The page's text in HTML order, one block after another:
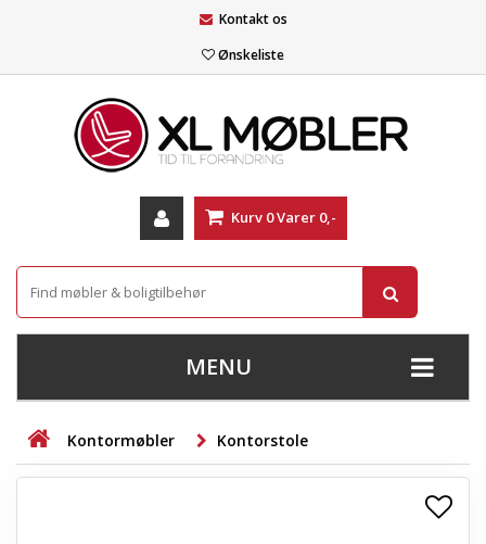
Kontakt os
Ønskeliste
Kurv 0Varer 0,-
MENU
+
STUE
+
Kontormøbler Kontorstole